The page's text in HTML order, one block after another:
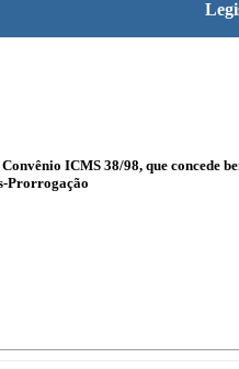
ICMS 38/98, que concede
Prorrogação